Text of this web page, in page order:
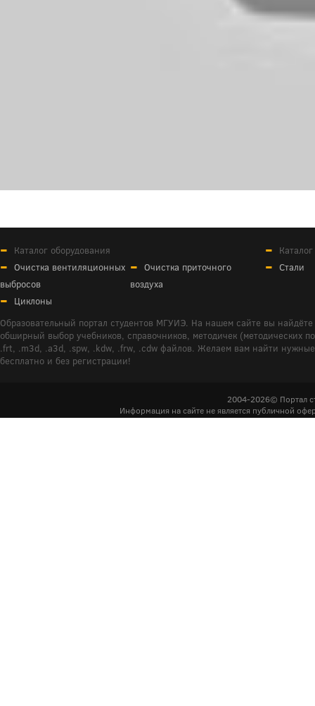
Каталог оборудования
Очистка вентиляционных
выбросов
Очистка приточного
воздуха
Циклоны
Стали
Образовательный портал студентов МГУИЭ. На нашем сайте вы
обширный выбор учебников, справочников, методичек (методических
.frt, .m3d, .a3d, .spw, .kdw, .frw, .cdw файлов. Желаем вам найти
бесплатно и без регистрации!
2004-2026© Портал
Информация на сайте не является публичной